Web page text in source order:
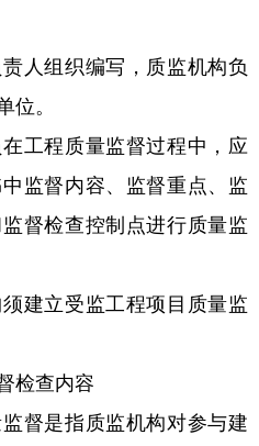
组织编写，质监机构负
位。
程质量监督过程中，应
监督内容、监督重点、监
督检查控制点进行质量监
立受监工程项目质量监
查内容
是指质监机构对参与建